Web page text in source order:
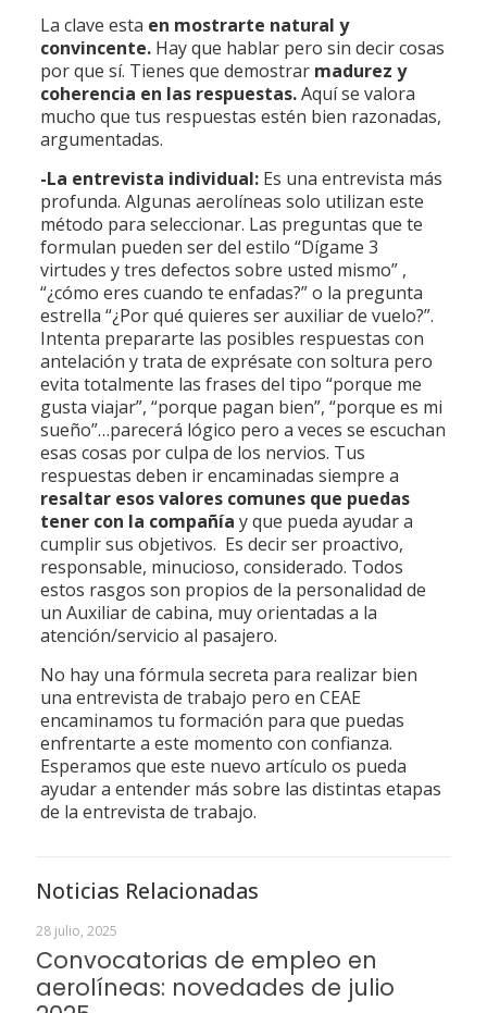
La clave esta en mostrarte natural y
convincente.Hay que hablar pero sin decir cosas
por que sí. Tienes que demostrar madurez y
coherencia en las respuestas.Aquí se valora
mucho que tus respuestas estén bien razonadas,
argumentadas.
-La entrevista individual:Es una entrevista más
profunda. Algunas aerolíneas solo utilizan este
método para seleccionar. Las preguntas que te
formulan pueden ser del estilo “Dígame 3
virtudes y tres defectos sobre usted mismo” ,
“¿cómo eres cuando te enfadas?” o la pregunta
estrella “¿Por qué quieres ser auxiliar de vuelo?”.
Intenta prepararte las posibles respuestas con
antelación y trata de exprésate con soltura pero
evita totalmente las frases del tipo “porque me
gusta viajar”, “porque pagan bien”, “porque es mi
sueño”…parecerá lógico pero a veces se escuchan
esas cosas por culpa de los nervios. Tus
respuestas deben ir encaminadas siempre a
resaltar esos valores comunes que puedas
tener con la compañía y que pueda ayudar a
cumplir sus objetivos. Es decir ser proactivo,
responsable, minucioso, considerado. Todos
estos rasgos son propios de la personalidad de
un Auxiliar de cabina, muy orientadas a la
atención/servicio al pasajero.
No hay una fórmula secreta para realizar bien
una entrevista de trabajo pero en CEAE
encaminamos tu formación para que puedas
enfrentarte a este momento con confianza.
Esperamos que este nuevo artículo os pueda
ayudar a entender más sobre las distintas etapas
de la entrevista de trabajo.
Noticias Relacionadas
28 julio, 2025
Convocatorias de empleo en
aerolíneas: novedades de julio